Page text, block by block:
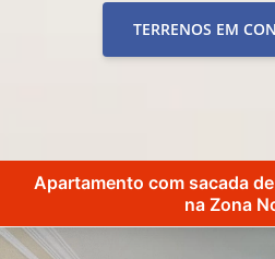
TERRENOS EM
Apartamento com sacada
na Zona